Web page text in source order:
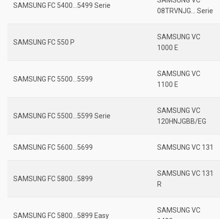
SAMSUNG FC 5400…5499 Serie
08TRVNJG… Serie
SAMSUNG FC 550 P
SAMSUNG VC
1000 E
SAMSUNG FC 5500…5599
SAMSUNG VC
1100 E
SAMSUNG FC 5500…5599 Serie
SAMSUNG VC
120HNJGBB/EG
SAMSUNG FC 5600…5699 SAMSUNG VC 131
SAMSUNG FC 5800…5899
SAMSUNG VC 131
R
SAMSUNG FC 5800…5899 Easy
SAMSUNG VC